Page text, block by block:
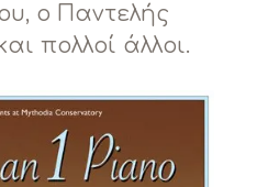
ο Παντελής
πολλοί άλλοι.